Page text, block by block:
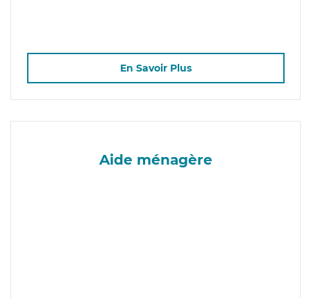
En Savoir Plus
Aide ménagère